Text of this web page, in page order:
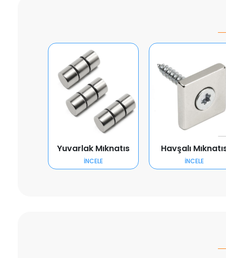
Yuvarlak Mıknatıs
İNCELE
Havşalı
İNCELE